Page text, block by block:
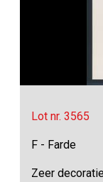
Lot nr. 3565
F - Farde
Zeer